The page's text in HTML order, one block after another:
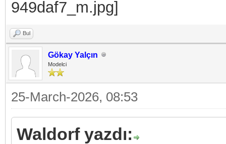
Bul
Gökay Yalçın
Modelci
25-March-2026, 08:53
Waldorf yazdı: